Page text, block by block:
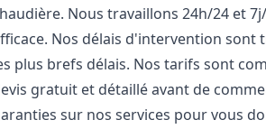
Nous travaillons 24h/24 et
Nos délais d'intervention
plus brefs délais. Nos tarifs sont
gratuit et détaillé avant de
sur nos services pour vous